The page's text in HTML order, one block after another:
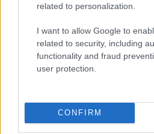
related to personalization.
I want to allow Google to
related to security, including
functionality and fraud
user protection.
CONFIRM
Môj dom 07-